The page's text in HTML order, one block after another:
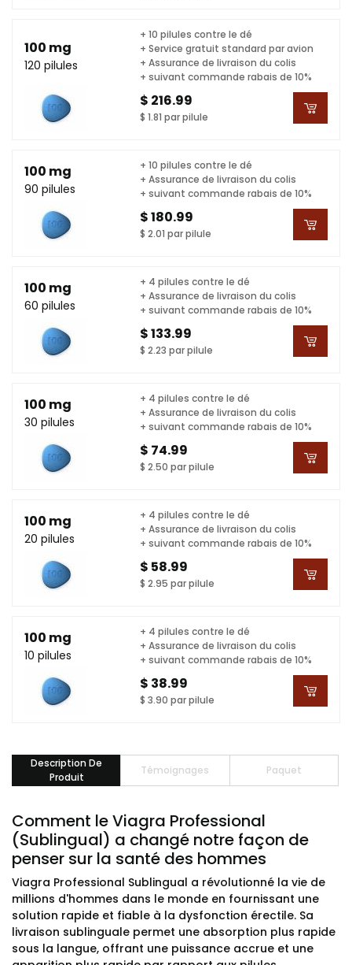
100 mg
120 pilules
$ 216.99
$ 1.81 par pilule
+ 10 pilules contre le dé
+ Service gratuit standard par avion
+ Assurance de livraison du colis
+ suivant commande rabais de 10%
100 mg
90 pilules
$ 180.99
$ 2.01 par pilule
+ 10 pilules contre le dé
+ Assurance de livraison du colis
+ suivant commande rabais de 10%
100 mg
60 pilules
$ 133.99
$ 2.23 par pilule
+ 4 pilules contre le dé
+ Assurance de livraison du colis
+ suivant commande rabais de 10%
100 mg
30 pilules
$ 74.99
$ 2.50 par pilule
+ 4 pilules contre le dé
+ Assurance de livraison du colis
+ suivant commande rabais de 10%
100 mg
20 pilules
$ 58.99
$ 2.95 par pilule
+ 4 pilules contre le dé
+ Assurance de livraison du colis
+ suivant commande rabais de 10%
100 mg
10 pilules
$ 38.99
$ 3.90 par pilule
+ 4 pilules contre le dé
+ Assurance de livraison du colis
+ suivant commande rabais de 10%
Description De
Produit
Témoignages Paquet
Comment le Viagra Professional
(Sublingual) a changé notre façon de
penser sur la santé des hommes
Viagra Professional Sublingual a révolutionné la vie de
millions d'hommes dans le monde en fournissant une
solution rapide et fiable à la dysfonction érectile. Sa
livraison sublinguale permet une absorption plus rapide
sous la langue, offrant une puissance accrue et une